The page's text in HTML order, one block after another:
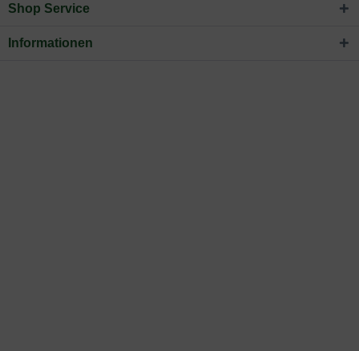
Shop Service
Informationen